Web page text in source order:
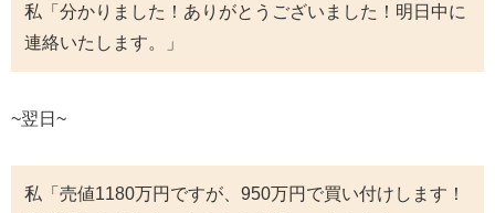
私「分かりました！ありがとうございました！明日中に
連絡いたします。」
~翌日~
私「売値1180万円ですが、950万円で買い付けします！